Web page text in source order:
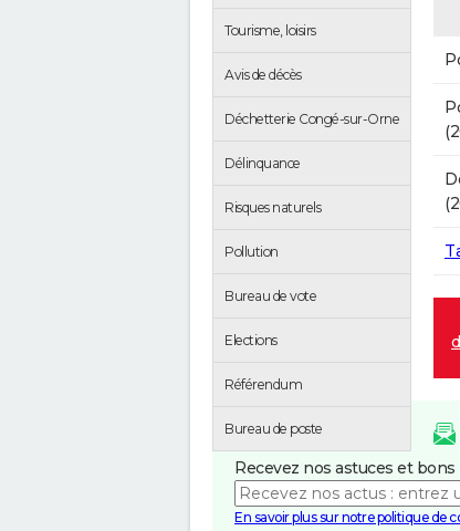
Tourisme, loisirs
Avis de décès
Déchetterie Congé-sur-Orne
Délinquance
Risques naturels
Pollution
Bureau de vote
Elections
Référendum
Bureau de poste
Recevez nos astuces et
En savoir plus sur notre politique de